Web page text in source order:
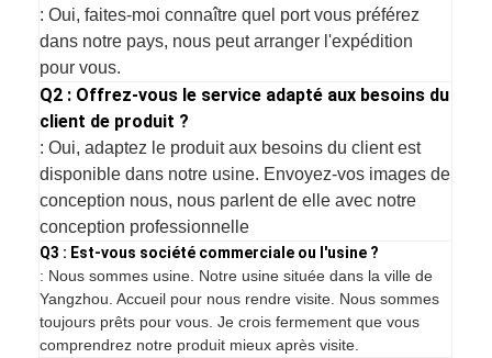
: Oui, faites-moi connaître quel port vous préférez
dans notre pays, nous peut arranger l'expédition
pour vous.
Q2 : Offrez-vous le service adapté aux besoins du
client de produit ?
: Oui, adaptez le produit aux besoins du client est
disponible dans notre usine. Envoyez-vos images de
conception nous, nous parlent de elle avec notre
conception professionnelle
Q3 : Est-vous société commerciale ou l'usine ?
: Nous sommes usine. Notre usine située dans la ville de
Yangzhou. Accueil pour nous rendre visite. Nous sommes
toujours prêts pour vous. Je crois fermement que vous
comprendrez notre produit mieux après visite.